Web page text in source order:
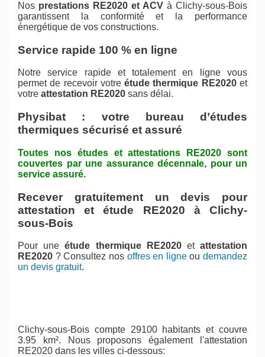
Nos prestations RE2020 et ACV à Clichy-sous-Bois
garantissent la conformité et la performance
énergétique de vos constructions.
Service rapide 100 % en ligne
Notre service rapide et totalement en ligne vous
permet de recevoir votreétude thermique RE2020et
votre attestation RE2020 sans délai.
Physibat : votre bureau d’études
thermiques sécurisé et assuré
Toutes nos études et attestations RE2020 sont
couvertes par une assurance décennale, pour un
service assuré.
Recever gratuitement un devis pour
attestation et étude RE2020 à Clichy-
sous-Bois
Pour uneétude thermique RE2020etattestation
RE2020 ? Consultez nos offres en ligneou demandez
un devis gratuit.
Clichy-sous-Bois compte 29100 habitants et couvre
3.95 km². Nous proposons également l'attestation
RE2020 dans les villes ci-dessous: